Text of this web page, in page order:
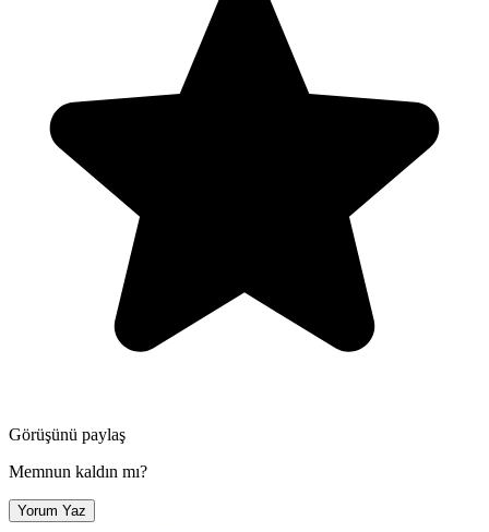
Görüşünü paylaş
Memnun kaldın mı?
Yorum Yaz